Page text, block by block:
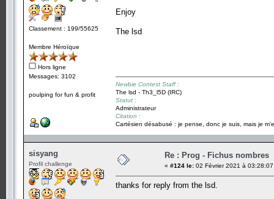
Classement : 199/55625
Membre Héroïque
Hors ligne
Messages: 3102
poulping for fun & profit
Enjoy
The lsd
Newbie Contest Staff :
The lsd - Th3_l5D (IRC)
Statut :
Administrateur
Citation :
Cartésien désabusé : je pense, donc je suis, mais je
sisyang
Profil challenge
Re : Prog - Fichus nombres
« #124 le: 02 Février 2021 à
thanks for reply from the lsd.